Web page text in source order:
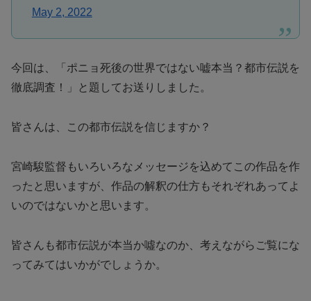
May 2, 2022
今回は、「ポニョ死後の世界ではない嘘本当？都市伝説を
徹底調査！」と題してお送りしました。
皆さんは、この都市伝説を信じますか？
宮崎駿監督もいろいろなメッセージを込めてこの作品を作
ったと思いますが、作品の解釈の仕方もそれぞれあってよ
いのではないかと思います。
皆さんも都市伝説が本当か噓なのか、考えながらご覧にな
ってみてはいかがでしょうか。